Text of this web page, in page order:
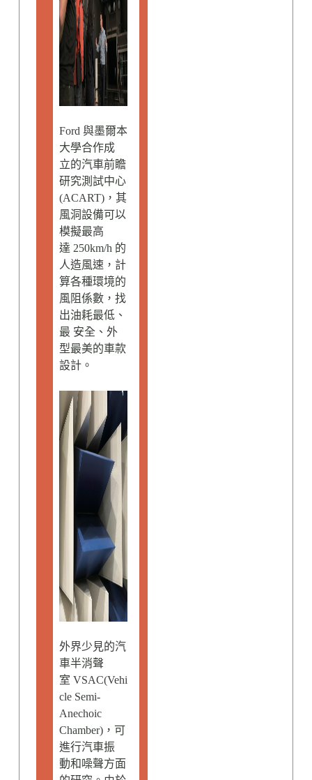
Ford 與墨爾本
大學合作成
立的汽車前瞻
研究測試中心
(ACART)，其
風洞設備可以
模擬最高
達 250km/h 的
人造風速，計
算各種環境的
風阻係數，找
出油耗最低、
最 安全、外
型最美的車款
設計。
外界少見的汽
車半消聲
室 VSAC(Vehi
cle Semi-
Anechoic
Chamber)，可
進行汽車振
動和噪聲方面